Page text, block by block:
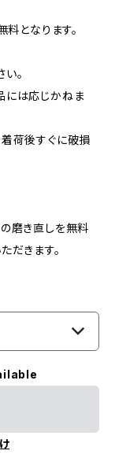
となります。
。
には応じかねま
荷後すぐに破損
磨き直しを無料
だきます。